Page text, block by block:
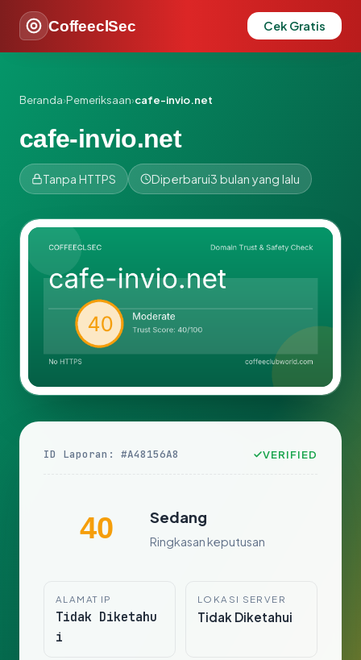
CoffeeclSec Cek Gratis
Beranda›Pemeriksaan›cafe-invio.net
cafe-invio.net
Tanpa HTTPS Diperbarui3 bulan yang lalu
ID Laporan: #A48156A8 VERIFIED
40 Sedang
Ringkasan keputusan
ALAMAT IP
Tidak Diketahu
i
LOKASI SERVER
Tidak Diketahui